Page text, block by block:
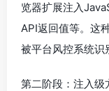
览器扩展注入
API返回值等。这
被平台风控系统识
第二阶段：注入